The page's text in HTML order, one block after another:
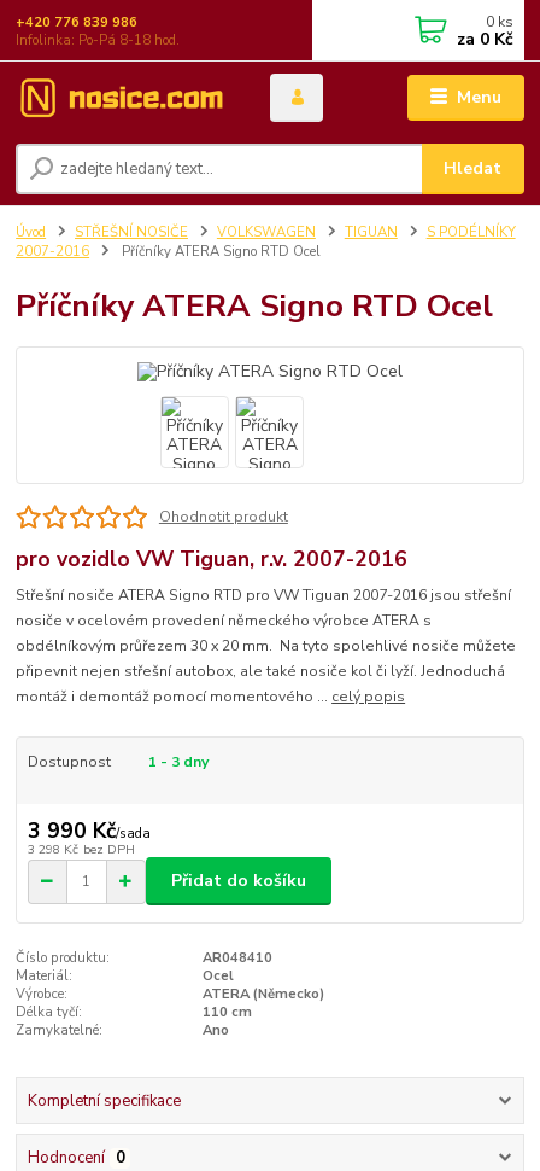
Menu
Hledat
+420 776 839 986
Infolinka: Po-Pá 8-18 hod.
0 ks
za 0 Kč
Úvod STŘEŠNÍ NOSIČE VOLKSWAGEN TIGUAN
S PODÉLNÍKY
2007-2016
Příčníky ATERA Signo RTD Ocel
Příčníky ATERA Signo RTD Ocel
Ohodnotit produkt
pro vozidlo VW Tiguan, r.v. 2007-2016
Střešní nosiče ATERA Signo RTD pro VW Tiguan 2007-2016 jsou střešní
nosiče v ocelovém provedení německého výrobce ATERA s
obdélníkovým průřezem 30 x 20 mm. Na tyto spolehlivé nosiče můžete
připevnit nejen střešní autobox, ale také nosiče kol či lyží. Jednoduchá
montáž i demontáž pomocí momentového ... celý popis
Dostupnost 1 - 3 dny
3 990 Kč/sada
3 298 Kč bez DPH
Přidat do košíku
Číslo produktu:
AR048410
Materiál:
Ocel
Výrobce:
ATERA (Německo)
Délka tyčí:
110 cm
Zamykatelné:
Ano
Kompletní specifikace
Hodnocení 0